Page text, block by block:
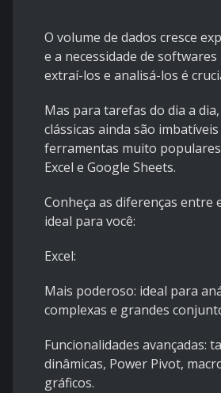
O volume de dados cresce
e a necessidade de
extraí-los e analisá-los é
Mas para tarefas do dia a
clássicas ainda são
ferramentas muito
Excel e Google Sheets.
Conheça as diferenças entre
ideal para você:
Excel:
Mais poderoso: ideal para
complexas e grandes
Funcionalidades avançadas:
dinâmicas, Power Pivot,
gráficos.